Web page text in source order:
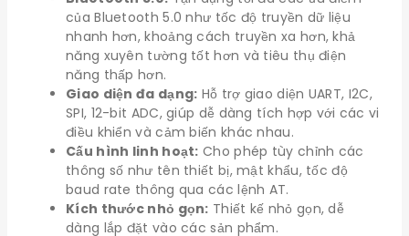
của Bluetooth 5.0 như tốc độ truyền dữ liệu
nhanh hơn, khoảng cách truyền xa hơn, khả
năng xuyên tường tốt hơn và tiêu thụ điện
năng thấp hơn.
Giao diện đa dạng: Hỗ trợ giao diện UART, I2C,
SPI, 12-bit ADC, giúp dễ dàng tích hợp với các vi
điều khiển và cảm biến khác nhau.
Cấu hình linh hoạt: Cho phép tùy chỉnh các
thông số như tên thiết bị, mật khẩu, tốc độ
baud rate thông qua các lệnh AT.
Kích thước nhỏ gọn: Thiết kế nhỏ gọn, dễ
dàng lắp đặt vào các sản phẩm.